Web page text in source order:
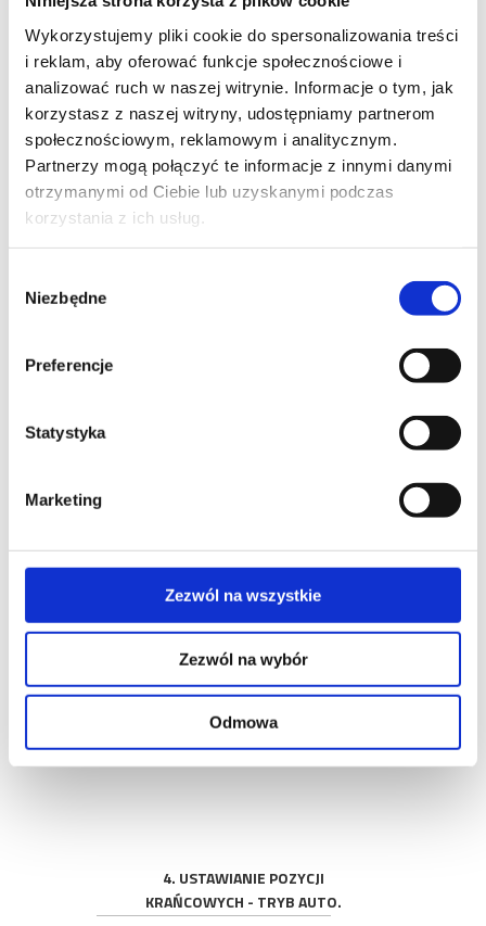
Wykorzystujemy pliki cookie do spersonalizowania treści
i reklam, aby oferować funkcje społecznościowe i
analizować ruch w naszej witrynie. Informacje o tym, jak
korzystasz z naszej witryny, udostępniamy partnerom
społecznościowym, reklamowym i analitycznym.
Partnerzy mogą połączyć te informacje z innymi danymi
otrzymanymi od Ciebie lub uzyskanymi podczas
korzystania z ich usług.
zgody
Niezbędne
Preferencje
Statystyka
Marketing
Zezwól na wszystkie
Zezwól na wybór
Odmowa
1. PROGRAMOWANIE
PILOTA MASTER.
3. KASOWANIE PILOTÓW
Z PAMIĘCI SIŁOWNIKA ERS.
4. USTAWIANIE POZYCJI
KRAŃCOWYCH - TRYB AUTO.